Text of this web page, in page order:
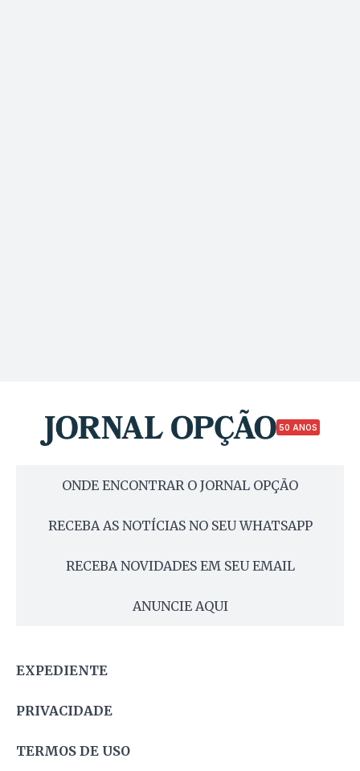
50 ANOS
ONDE ENCONTRAR O JORNAL OPÇÃO
RECEBA AS NOTÍCIAS NO SEU WHATSAPP
RECEBA NOVIDADES EM SEU EMAIL
ANUNCIE AQUI
EXPEDIENTE
PRIVACIDADE
TERMOS DE USO